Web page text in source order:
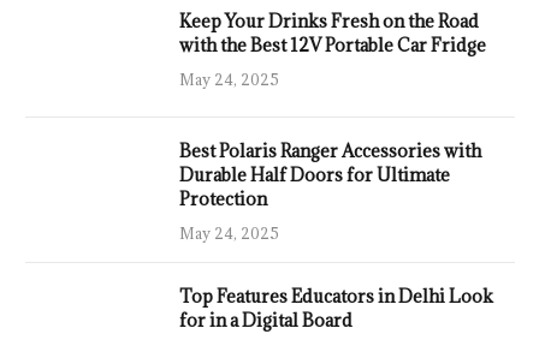
Keep Your Drinks Fresh on the Road
with the Best 12V Portable Car Fridge
May 24, 2025
Best Polaris Ranger Accessories with
Durable Half Doors for Ultimate
Protection
May 24, 2025
Top Features Educators in Delhi Look
for in a Digital Board